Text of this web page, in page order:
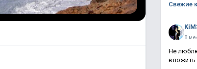
Свежие
8
Не
вложить